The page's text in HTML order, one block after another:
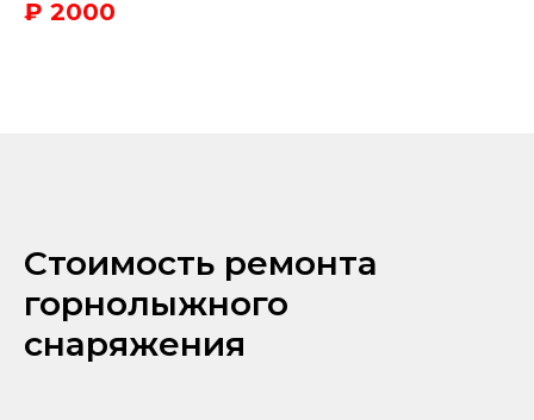
₽ 2000
Стоимость ремонта
горнолыжного
снаряжения